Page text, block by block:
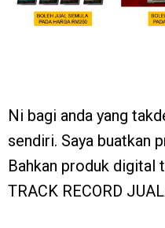
Ni bagi anda yang
sendiri. Saya buatkan
Bahkan produk digital
TRACK RECORD